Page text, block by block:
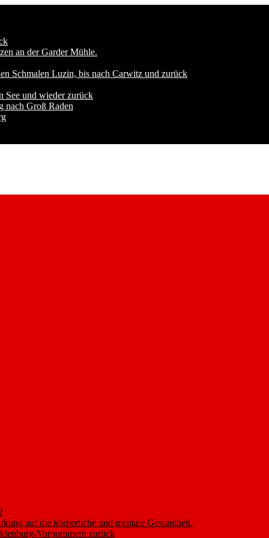
an der Garder Mühle.
Schmalen Luzin, bis nach Carwitz und zurück
See und wieder zurück
nach Groß Raden
auf die körperliche und mentale Gesundheit.
Vorpommern zurück